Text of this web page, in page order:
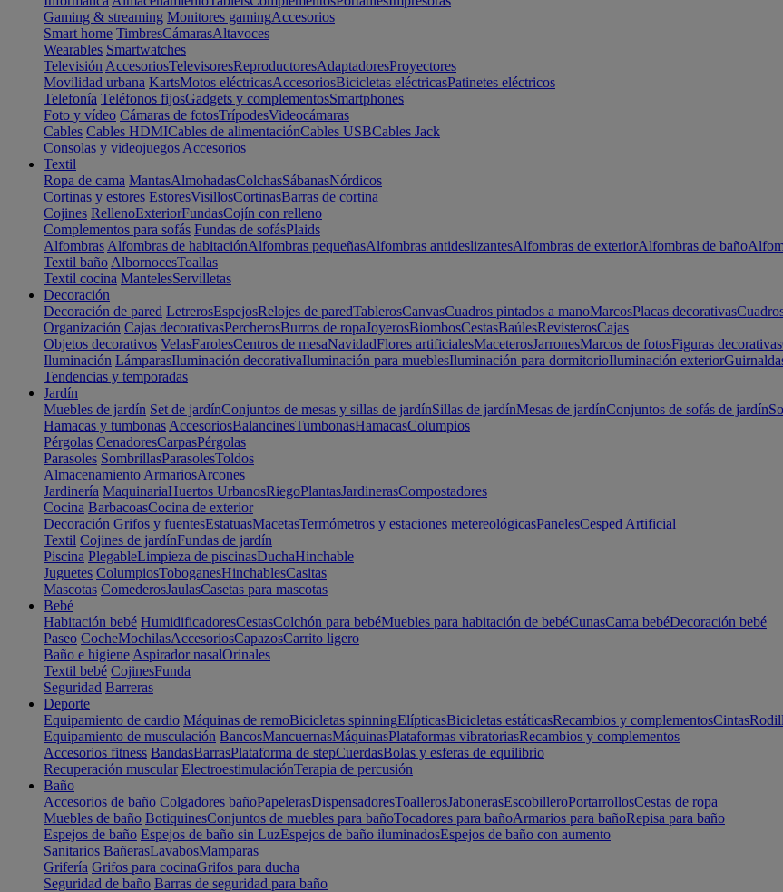
Gaming & streaming Monitores gamingAccesorios
Smart home TimbresCámarasAltavoces
Wearables Smartwatches
Televisión AccesoriosTelevisoresReproductoresAdaptadoresProyectores
Movilidad urbana KartsMotos eléctricasAccesoriosBicicletas eléctricasPatinetes eléctricos
Telefonía Teléfonos fijosGadgets y complementosSmartphones
Foto y vídeo Cámaras de fotosTrípodesVideocámaras
Cables Cables HDMICables de alimentaciónCables USBCables Jack
Consolas y videojuegos Accesorios
Textil
Ropa de cama MantasAlmohadasColchasSábanasNórdicos
Cortinas y estores EstoresVisillosCortinasBarras de cortina
Cojines RellenoExteriorFundasCojín con relleno
Complementos para sofás Fundas de sofásPlaids
Alfombras Alfombras de habitaciónAlfombras pequeñasAlfombras antideslizantesAlfombras de exteriorAlfombras de baño
Textil baño AlbornocesToallas
Textil cocina MantelesServilletas
Decoración
Decoración de pared LetrerosEspejosRelojes de paredTablerosCanvasCuadros pintados a manoMarcosPlacas decorativas
Organización Cajas decorativasPercherosBurros de ropaJoyerosBiombosCestasBaúlesRevisterosCajas
Objetos decorativos VelasFarolesCentros de mesaNavidadFlores artificialesMaceterosJarronesMarcos de fotosFiguras decorativas
Iluminación LámparasIluminación decorativaIluminación para mueblesIluminación para dormitorioIluminación exterior
Tendencias y temporadas
Jardín
Muebles de jardín Set de jardínConjuntos de mesas y sillas de jardínSillas de jardínMesas de jardínConjuntos de sofás de jardín
Hamacas y tumbonas AccesoriosBalancinesTumbonasHamacasColumpios
Pérgolas CenadoresCarpasPérgolas
Parasoles SombrillasParasolesToldos
Almacenamiento ArmariosArcones
Jardinería MaquinariaHuertos UrbanosRiegoPlantasJardinerasCompostadores
Cocina BarbacoasCocina de exterior
Decoración Grifos y fuentesEstatuasMacetasTermómetros y estaciones metereológicasPanelesCesped Artificial
Textil Cojines de jardínFundas de jardín
Piscina PlegableLimpieza de piscinasDuchaHinchable
Juguetes ColumpiosToboganesHinchablesCasitas
Mascotas ComederosJaulasCasetas para mascotas
Bebé
Habitación bebé HumidificadoresCestasColchón para bebéMuebles para habitación de bebéCunasCama bebéDecoración bebé
Paseo CocheMochilasAccesoriosCapazosCarrito ligero
Baño e higiene Aspirador nasalOrinales
Textil bebé CojinesFunda
Seguridad Barreras
Deporte
Equipamiento de cardio Máquinas de remoBicicletas spinningElípticasBicicletas estáticasRecambios y complementosCintas
Equipamiento de musculación BancosMancuernasMáquinasPlataformas vibratoriasRecambios y complementos
Accesorios fitness BandasBarrasPlataforma de stepCuerdasBolas y esferas de equilibrio
Recuperación muscular ElectroestimulaciónTerapia de percusión
Baño
Accesorios de baño Colgadores bañoPapelerasDispensadoresToallerosJabonerasEscobilleroPortarrollosCestas de ropa
Muebles de baño BotiquinesConjuntos de muebles para bañoTocadores para bañoArmarios para bañoRepisa para baño
Espejos de baño Espejos de baño sin LuzEspejos de baño iluminadosEspejos de baño con aumento
Sanitarios BañerasLavabosMamparas
Grifería Grifos para cocinaGrifos para ducha
Seguridad de baño Barras de seguridad para baño